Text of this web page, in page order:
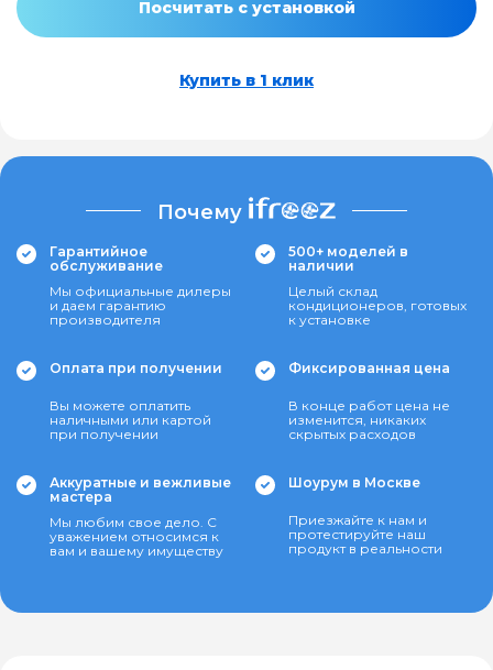
Посчитать с установкой
Купить в 1 клик
Почему
Гарантийное
обслуживание
Мы официальные дилеры
и даем гарантию
производителя
500+ моделей в
наличии
Целый склад
кондиционеров, готовых
к установке
Оплата при получении
Вы можете оплатить
наличными или картой
при получении
Фиксированная цена
В конце работ цена не
изменится, никаких
скрытых расходов
Аккуратные и вежливые
мастера
Мы любим свое дело. С
уважением относимся к
вам и вашему имуществу
Шоурум в Москве
Приезжайте к нам и
протестируйте наш
продукт в реальности